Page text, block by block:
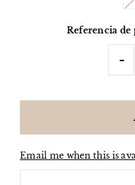
Referencia
-
Email me when this is